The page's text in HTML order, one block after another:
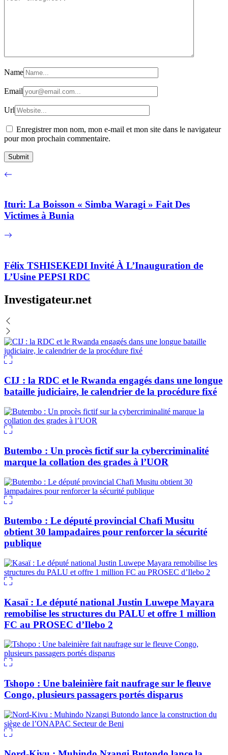
Name
Email
Url
Enregistrer mon nom, mon e-mail et mon site dans le navigateur
pour mon prochain commentaire.
Ituri: La Boisson « Simba Waragi » Fait Des
Victimes à Bunia
Félix TSHISEKEDI Invité À L’Inauguration de
L’Usine PEPSI RDC
Investigateur.net
CIJ : la RDC et le Rwanda engagés dans une longue
bataille judiciaire, le calendrier de la procédure fixé
Butembo : Un procès fictif sur la cybercriminalité
marque la collation des grades à l’UOR
Butembo : Le député provincial Chafi Musitu
obtient 30 lampadaires pour renforcer la sécurité
publique
Kasaï : Le député national Justin Luwepe Mayara
remobilise les structures du PALU et offre 1 million
FC au PROSEC d’Ilebo 2
Tshopo : Une baleinière fait naufrage sur le fleuve
Congo, plusieurs passagers portés disparus